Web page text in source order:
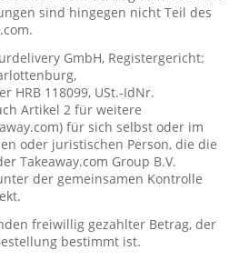
sind hingegen nicht Teil des
GmbH, Registergericht:
HRB 118099, USt.-IdNr.
Artikel 2 für weitere
für sich selbst oder im
oder juristischen Person, die die
Takeaway.com Group B.V.
der gemeinsamen Kontrolle
freiwillig gezahlter Betrag, der
bestimmt ist.